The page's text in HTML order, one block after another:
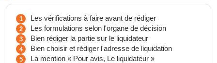
Les vérifications à faire avant de rédiger
Les formulations selon l'organe de décision
Bien rédiger la partie sur le liquidateur
Bien choisir et rédiger l'adresse de liquidation
La mention « Pour avis, Le liquidateur »